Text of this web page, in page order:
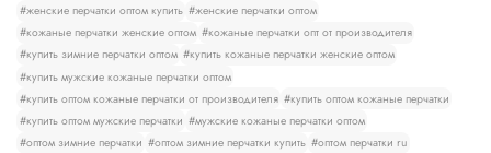
#женские перчатки оптом купить #женские перчатки оптом
#кожаные перчатки женские оптом #кожаные перчатки опт от производителя
#купить зимние перчатки оптом #купить кожаные перчатки женские оптом
#купить мужские кожаные перчатки оптом
#купить оптом кожаные перчатки от производителя #купить оптом кожаные перчатки
#купить оптом мужские перчатки #мужские кожаные перчатки оптом
#оптом зимние перчатки #оптом зимние перчатки купить #оптом перчатки ru